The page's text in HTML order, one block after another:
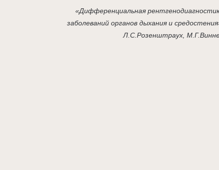
«Дифференциальная
заболеваний органов дыхания и
Л.С.Розенштраух,